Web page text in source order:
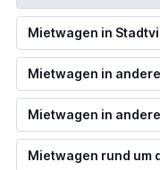
Mietwagen in
Mietwagen in
Mietwagen in
Mietwagen rund um